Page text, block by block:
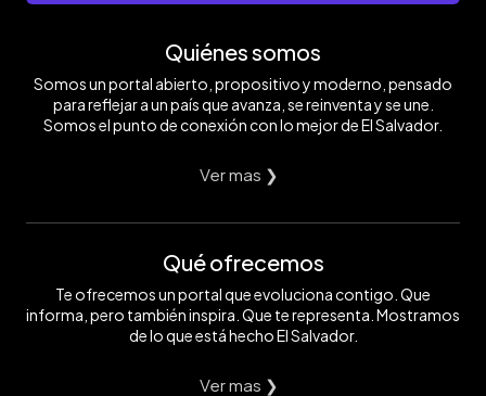
Quiénes somos
Somos un portal abierto, propositivo y moderno, pensado
para reflejar a un país que avanza, se reinventa y se une.
Somos el punto de conexión con lo mejor de El Salvador.
Ver mas ❯
Qué ofrecemos
Te ofrecemos un portal que evoluciona contigo. Que
informa, pero también inspira. Que te representa. Mostramos
de lo que está hecho El Salvador.
Ver mas ❯